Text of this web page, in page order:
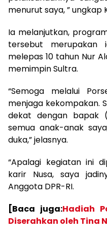
menurut saya, ” ungkap
Ia melanjutkan,
tersebut
melepas 10 tahun Nur
memimpin Sultra.
“Semoga melalui
menjaga kekompakan.
dekat dengan bapak
semua anak-anak
duka,” jelasnya.
“Apalagi kegiatan ini
karir Nusa, saya
Anggota DPR-RI.
[Baca juga:Hadiah
Diserahkan oleh Tina